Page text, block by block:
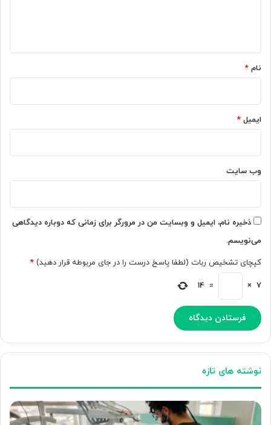
نام *
ایمیل *
وب‌ سایت
ذخیره نام، ایمیل و وبسایت من در مرورگر برای زمانی که دوباره دیدگاهی
می‌نویسم.
کپچای تشخیص ربات (لطفا پاسخ درست را در جای مربوطه قرار دهید) *
7
×
=
14
نوشته های تازه